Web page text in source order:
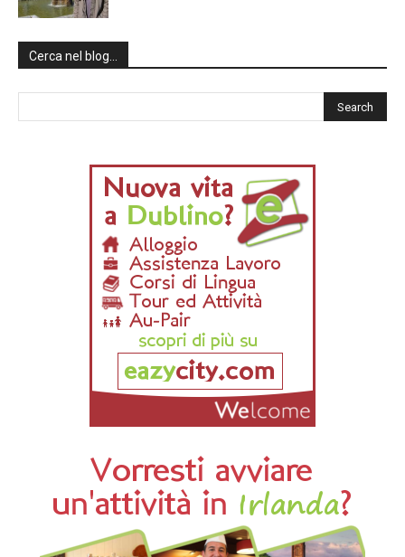
Cerca nel blog…